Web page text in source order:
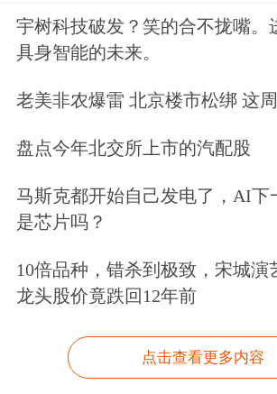
宇树科技破发？笑的合不拢嘴。
具身智能的未来。
老美非农爆雷 北京楼市松绑 这
盘点今年北交所上市的汽配股
马斯克都开始自己发电了，AI下
是芯片吗？
10倍品种，错杀到极致，宋城演
龙头股价竟跌回12年前
点击查看更多内容